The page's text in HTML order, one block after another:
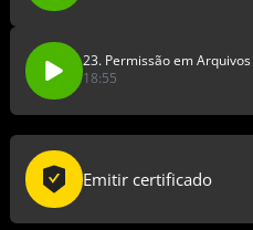
23. Permissão em
18:55
Emitir certificado